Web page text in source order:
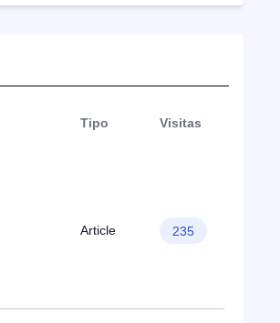
Tipo Visitas
Article 235